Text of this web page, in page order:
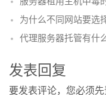
为什么不同网站要选
代理服务器托管有什
发表回复
要发表评论，您必须先